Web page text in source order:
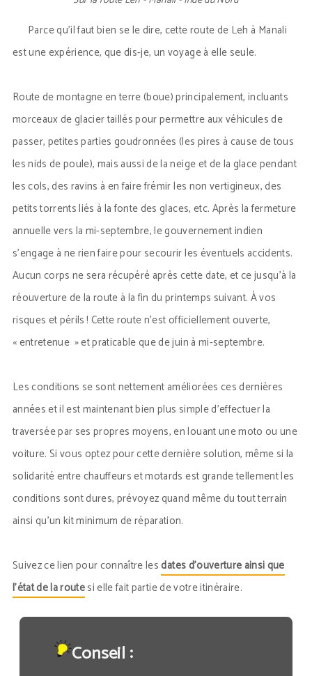
Parce qu’il faut bien se le dire, cette route de Leh à Manali
est une expérience, que dis-je, un voyage à elle seule.
Route de montagne en terre (boue) principalement, incluants
morceaux de glacier taillés pour permettre aux véhicules de
passer, petites parties goudronnées (les pires à cause de tous
les nids de poule), mais aussi de la neige et de la glace pendant
les cols, des ravins à en faire frémir les non vertigineux, des
petits torrents liés à la fonte des glaces, etc. Après la fermeture
annuelle vers la mi-septembre, le gouvernement indien
s’engage à ne rien faire pour secourir les éventuels accidents.
Aucun corps ne sera récupéré après cette date, et ce jusqu’à la
réouverture de la route à la fin du printemps suivant. À vos
risques et périls ! Cette route n’est officiellement ouverte,
« entretenue » et praticable que de juin à mi-septembre.
Les conditions se sont nettement améliorées ces dernières
années et il est maintenant bien plus simple d’effectuer la
traversée par ses propres moyens, en louant une moto ou une
voiture. Si vous optez pour cette dernière solution, même si la
solidarité entre chauffeurs et motards est grande tellement les
conditions sont dures, prévoyez quand même du tout terrain
ainsi qu’un kit minimum de réparation.
Suivez ce lien pour connaître lesdates d’ouverture ainsi que
l’état de la routesi elle fait partie de votre itinéraire.
Conseil :